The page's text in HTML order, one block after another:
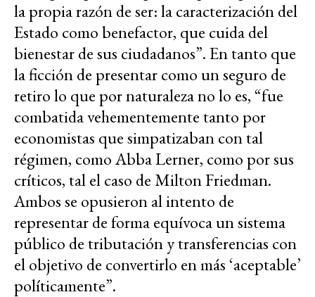
la propia razón de ser: la caracterización del
Estado como benefactor, que cuida del
bienestar de sus ciudadanos”. En tanto que
la ficción de presentar como un seguro de
retiro lo que por naturaleza no lo es, “fue
combatida vehementemente tanto por
economistas que simpatizaban con tal
régimen, como Abba Lerner, como por sus
críticos, tal el caso de Milton Friedman.
Ambos se opusieron al intento de
representar de forma equívoca un sistema
público de tributación y transferencias con
el objetivo de convertirlo en más ‘aceptable’
políticamente”.